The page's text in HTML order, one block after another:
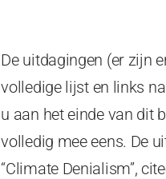
De uitdagingen (er zijn
volledige lijst en links
u aan het einde van dit
volledig mee eens. De
“Climate Denialism”,